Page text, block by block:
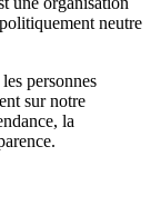
neutre
personnes
sur notre
la